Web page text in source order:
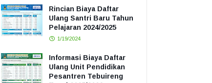
Rincian Biaya Daftar
Ulang Santri Baru Tahun
Pelajaran 2024/2025
1/19/2024
Informasi Biaya Daftar
Ulang Unit Pendidikan
Pesantren Tebuireng